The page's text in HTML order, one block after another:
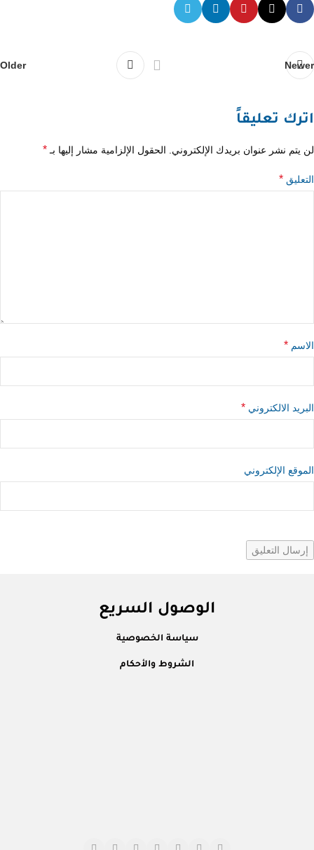
Newer
Older
اترك تعليقاً
لن يتم نشر عنوان بريدك الإلكتروني. الحقول الإلزامية مشار إليها بـ*
التعليق *
الاسم *
البريد الالكتروني *
الموقع الإلكتروني
الوصول السريع
سياسة الخصوصية
الشروط والأحكام